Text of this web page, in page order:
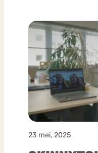
23 mei, 2025